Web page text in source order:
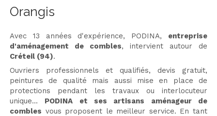
Orangis
Avec 13 années d'expérience, PODINA, entreprise
d'aménagement de combles, intervient autour de
Créteil (94).
Ouvriers professionnels et qualifiés, devis gratuit,
peintures de qualité mais aussi mise en place de
protections pendant les travaux ou interlocuteur
unique... PODINA et ses artisans aménageur de
combles vous proposent le meilleur service. En tant